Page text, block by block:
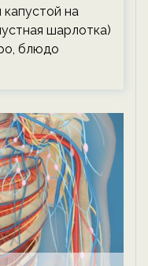
на
шарлотка)
блюдо